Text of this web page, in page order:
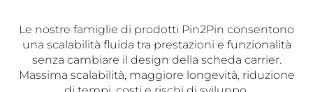
Le nostre famiglie di prodotti Pin2Pin consentono
una scalabilità fluida tra prestazioni e funzionalità
senza cambiare il design della scheda carrier.
Massima scalabilità, maggiore longevità, riduzione